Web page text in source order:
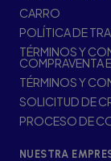
CARRO
POLÍTICA DE
TÉRMINOS Y
COMPRAVENTA
TÉRMINOS Y
SOLICITUD DE
PROCESO DE
NUESTRA